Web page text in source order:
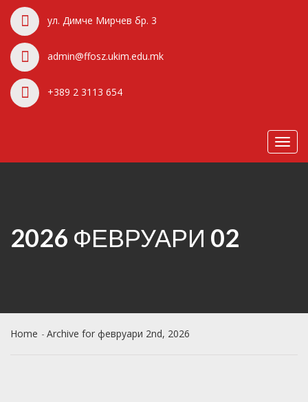
ул. Димче Мирчев бр. 3
admin@ffosz.ukim.edu.mk
+389 2 3113 654
2026 ФЕВРУАРИ 02
Home Archive for февруари 2nd, 2026